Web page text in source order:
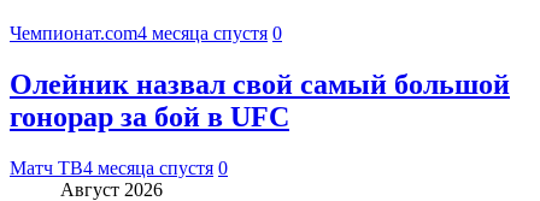
Чемпионат.com4 месяца спустя 0
Олейник назвал свой самый большой
гонорар за бой в UFC
Матч ТВ4 месяца спустя 0
Август 2026